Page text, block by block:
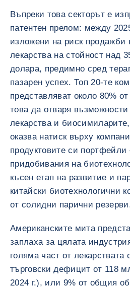
Въпреки това секторът е
патентен прелом: между
изложени на риск продажби
лекарства на стойност над
долара, предимно сред
пазарен успех. Топ 20-те
представляват около 80%
това да отваря възможности
лекарства и
оказва натиск върху
продуктовите си
придобивания на
късен етап на развитие и
китайски биотехнологични
от солидни парични
Американските мита
заплаха за цялата
голяма част от лекарствата
търговски дефицит от 118
2024 г.), или 9% от общия